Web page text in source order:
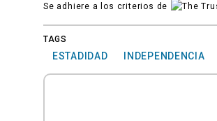
Se adhiere a los criterios de
TAGS
ESTADIDAD INDEPENDENCIA